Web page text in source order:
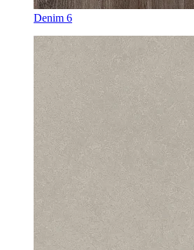
Denim 6